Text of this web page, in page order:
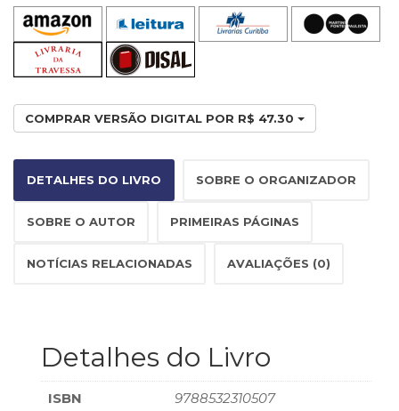
e
Comunicação
Empresarial
(31)
Espiritualidade,
Filosofia
(132)
Sem
categoria
Televisão
Terapia
Ocupacional
(21)
COMPRAR VERSÃO DIGITAL POR R$ 47.30
DETALHES DO LIVRO SOBRE O ORGANIZADOR
SOBRE O AUTOR PRIMEIRAS PÁGINAS
NOTÍCIAS RELACIONADAS AVALIAÇÕES (0)
Detalhes do Livro
ISBN 9788532310507